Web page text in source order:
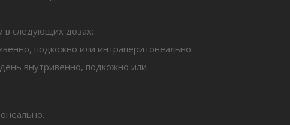
следующих дозах:
подкожно или интраперитонеально.
внутривенно, подкожно или